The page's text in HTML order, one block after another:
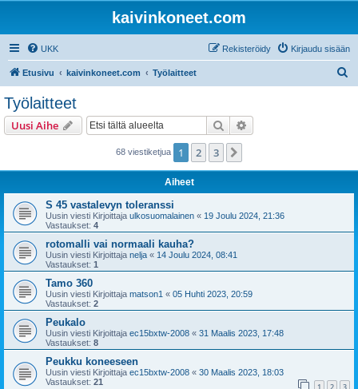
kaivinkoneet.com
UKK Kirjaudu sisään
Rekisteröidy
Etusivu kaivinkoneet.com Työlaitteet
Työlaitteet
Uusi Aihe Etsi
68 viestiketjua 1 2 3
Aiheet
S 45 vastalevyn toleranssi
Uusin viesti Kirjoittaja ulkosuomalainen « 19 Joulu 2024, 21:36
Vastaukset: 4
rotomalli vai normaali kauha?
Uusin viesti Kirjoittaja nelja « 14 Joulu 2024, 08:41
Vastaukset: 1
Tamo 360
Uusin viesti Kirjoittaja matson1 « 05 Huhti 2023, 20:59
Vastaukset: 2
Peukalo
Uusin viesti Kirjoittaja ec15bxtw-2008 « 31 Maalis 2023, 17:48
Vastaukset: 8
Peukku koneeseen
Uusin viesti Kirjoittaja ec15bxtw-2008 « 30 Maalis 2023, 18:03
Vastaukset: 21 1 2 3